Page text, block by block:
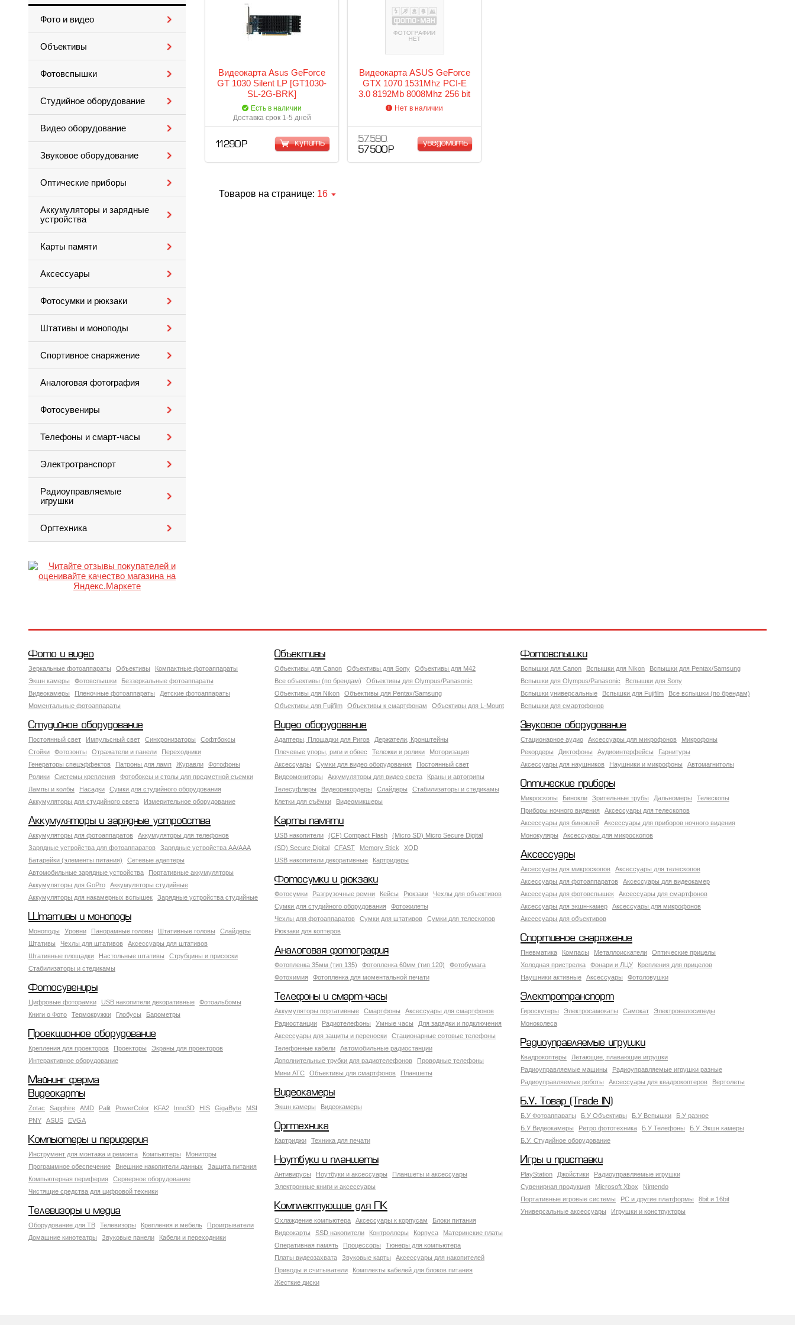
Фото и видео
Объективы
Фотовспышки
Студийное оборудование
Видео оборудование
Звуковое оборудование
Оптические приборы
Аккумуляторы и зарядные
устройства
Карты памяти
Аксессуары
Фотосумки и рюкзаки
Штативы и моноподы
Спортивное снаряжение
Аналоговая фотография
Фотосувениры
Телефоны и смарт-часы
Электротранспорт
Радиоуправляемые
игрушки
Оргтехника
Видеокарта Asus GeForce
GT 1030 Silent LP [GT1030-
SL-2G-BRK]
Есть в наличии
Доставка срок 1-5 дней
11 290 Р купить
Видеокарта ASUS GeForce
GTX 1070 1531Mhz PCI-E
3.0 8192Mb 8008Mhz 256 bit
DVI 2xHDMI HDCP STRIX-
Нет в наличии
57 590
57 500 Р
уведомить
Товаров на странице: 16
Фото и видео
Зеркальные фотоаппараты Объективы
Компактные фотоаппараты
Экшн камеры
Фотовспышки
Беззеркальные фотоаппараты
Видеокамеры
Пленочные фотоаппараты
Детские фотоаппараты
Моментальные фотоаппараты
Объективы
Объективы для Canon Объективы для Sony
Объективы для M42
Все объективы (по брендам)
Объективы для Olympus/Panasonic
Объективы для Nikon
Объективы для Pentax/Samsung
Объективы для Fujifilm
Объективы к смартфонам Объективы для L-Mount
Фотовспышки
Вспышки для Canon Вспышки для Nikon
Вспышки для Pentax/Samsung
Вспышки для Olympus/Panasonic
Вспышки для Sony
Вспышки универсальные
Вспышки для Fujifilm
Все вспышки (по брендам)
Вспышки для смартофонов
Студийное оборудование
Постоянный свет Импульсный свет Синхронизаторы
Софтбоксы
Стойки
Фотозонты Отражатели и панели
Переходники
Генераторы спецэффектов
Патроны для ламп Журавли
Фотофоны
Ролики
Системы крепления
Фотобоксы и столы для предметной съемки
Лампы и колбы
Насадки
Сумки для студийного оборудования
Аккумуляторы для студийного света
Измерительное оборудование
Видео оборудование
Адаптеры, Площадки для Ригов
Держатели, Кронштейны
Плечевые упоры, риги и обвес
Тележки и ролики
Моторизация
Аксессуары
Сумки для видео оборудования
Постоянный свет
Видеомониторы
Аккумуляторы для видео света
Краны и автогрипы
Телесуфлеры
Видеорекордеры Слайдеры
Стабилизаторы и стедикамы
Клетки для съёмки
Видеомикшеры
Звуковое оборудование
Стационарное аудио Аксессуары для микрофонов
Микрофоны
Рекордеры
Диктофоны Аудиоинтерфейсы
Гарнитуры
Аксессуары для наушников
Наушники и микрофоны Автомагнитолы
Оптические приборы
Микроскопы Бинокли Зрительные трубы Дальномеры
Телескопы
Приборы ночного видения
Аксессуары для телескопов
Аксессуары для биноклей
Аксессуары для приборов ночного видения
Монокуляры
Аксессуары для микроскопов
Аккумуляторы и зарядные устройства
Аккумуляторы для фотоаппаратов
Аккумуляторы для телефонов
Зарядные устройства для фотоаппаратов
Зарядные устройства AA/AAA
Батарейки (элементы питания)
Сетевые адаптеры
Автомобильные зарядные устройства
Портативные аккумуляторы
Аккумуляторы для GoPro
Аккумуляторы студийные
Аккумуляторы для накамерных вспышек
Зарядные устройства студийные
Карты памяти
USB накопители (CF) Compact Flash
(Micro SD) Micro Secure Digital
(SD) Secure Digital
CFAST Memory Stick
XQD
USB накопители декоративные
Картридеры Аксессуары
Аксессуары для микроскопов
Аксессуары для телескопов
Аксессуары для фотоаппаратов
Аксессуары для видеокамер
Аксессуары для фотовспышек
Аксессуары для смартфонов
Аксессуары для экшн-камер
Аксессуары для микрофонов
Аксессуары для объективов
Фотосумки и рюкзаки
Фотосумки Разгрузочные ремни Кейсы Рюкзаки
Чехлы для объективов
Сумки для студийного оборудования
Фотожилеты
Чехлы для фотоаппаратов
Сумки для штативов
Сумки для телескопов
Рюкзаки для коптеров
Штативы и моноподы
Моноподы Уровни Панорамные головы Штативные головы
Слайдеры
Штативы
Чехлы для штативов
Аксессуары для штативов
Штативные площадки
Настольные штативы
Струбцины и присоски
Стабилизаторы и стедикамы
Спортивное снаряжение
Пневматика Компасы Металлоискатели
Оптические прицелы
Холодная пристрелка
Фонари и ЛЦУ
Крепления для прицелов
Наушники активные
Аксессуары Фотоловушки
Аналоговая фотография
Фотопленка 35мм (тип 135) Фотопленка 60мм (тип 120)
Фотобумага
Фотохимия
Фотопленка для моментальной печати
Фотосувениры
Цифровые фоторамки USB накопители декоративные
Фотоальбомы
Книги о Фото
Термокружки Глобусы Барометры
Телефоны и смарт-часы
Аккумуляторы портативные Смартфоны
Аксессуары для смартфонов
Радиостанции
Радиотелефоны Умные часы
Для зарядки и подключения
Аксессуары для защиты и переноски
Стационарные сотовые телефоны
Телефонные кабели
Автомобильные радиостанции
Дополнительные трубки для радиотелефонов
Проводные телефоны
Мини АТС
Объективы для смартфонов Планшеты
Электротранспорт
Гироскутеры Электросамокаты Самокат
Электровелосипеды
Моноколеса
Проекционное оборудование
Крепления для проекторов Проекторы
Экраны для проекторов
Интерактивное оборудование
Радиоуправляемые игрушки
Квадрокоптеры
Летающие, плавающие игрушки
Радиоуправляемые машины
Радиоуправляемые игрушки разные
Радиоуправляемые роботы
Аксессуары для квадрокоптеров Вертолеты
Майнинг ферма
Видеокамеры
Экшн камеры Видеокамеры
Видеокарты
Zotac Sapphire AMD Palit PowerColor KFA2 Inno3D HIS GigaByte
MSI
PNY
ASUS EVGA
Б.У. Товар (Trade IN)
Б.У Фотоаппараты Б.У Объективы Б.У Вспышки
Б.У разное
Б.У Видеокамеры
Ретро фототехника Б.У Телефоны
Б.У. Экшн камеры
Б.У. Студийное оборудование
Оргтехника
Картриджи Техника для печати
Компьютеры и периферия
Инструмент для монтажа и ремонта Компьютеры
Мониторы
Программное обеспечение
Внешние накопители данных
Защита питания
Компьютерная периферия
Серверное оборудование
Чистящие средства для цифровой техники
Ноутбуки и планшеты
Антивирусы Ноутбуки и аксессуары
Планшеты и аксессуары
Электронные книги и аксессуары
Игры и приставки
PlayStation Джойстики
Радиоуправляемые игрушки
Сувенирная продукция
Microsoft Xbox
Nintendo
Портативные игровые системы
PC и другие платформы
8bit и 16bit
Универсальные аксессуары
Игрушки и конструкторы
Комплектующие для ПК
Охлаждение компьютера Аксессуары к корпусам
Блоки питания
Видеокарты
SSD накопители Контроллеры Корпуса
Материнские платы
Оперативная память
Процессоры
Тюнеры для компьютера
Платы видеозахвата
Звуковые карты
Аксессуары для накопителей
Приводы и считыватели
Комплекты кабелей для блоков питания
Жесткие диски
Телевизоры и медиа
Оборудование для ТВ Телевизоры Крепления и мебель
Проигрыватели
Домашние кинотеатры
Звуковые панели Кабели и переходники